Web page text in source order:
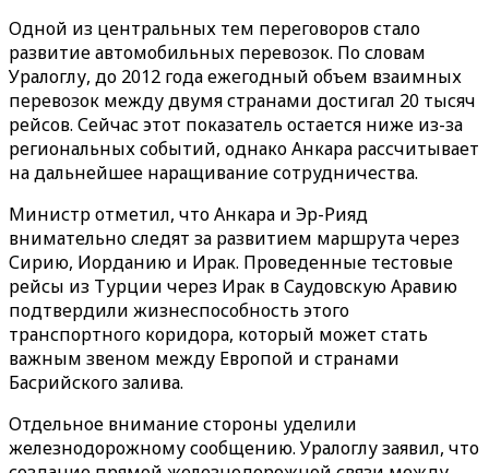
Одной из центральных тем переговоров стало
развитие автомобильных перевозок. По словам
Уралоглу, до 2012 года ежегодный объем взаимных
перевозок между двумя странами достигал 20 тысяч
рейсов. Сейчас этот показатель остается ниже из-за
региональных событий, однако Анкара рассчитывает
на дальнейшее наращивание сотрудничества.
Министр отметил, что Анкара и Эр-Рияд
внимательно следят за развитием маршрута через
Сирию, Иорданию и Ирак. Проведенные тестовые
рейсы из Турции через Ирак в Саудовскую Аравию
подтвердили жизнеспособность этого
транспортного коридора, который может стать
важным звеном между Европой и странами
Басрийского залива.
Отдельное внимание стороны уделили
железнодорожному сообщению. Уралоглу заявил, что